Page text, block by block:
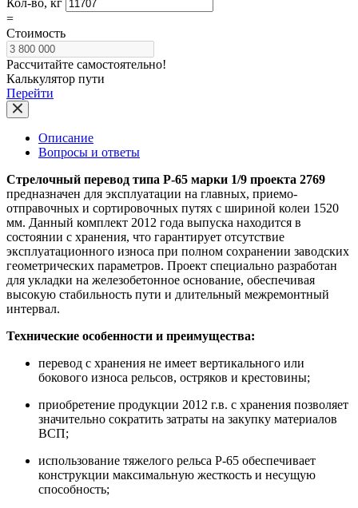
=
Стоимость
Рассчитайте самостоятельно!
Калькулятор пути
Перейти
Описание
Вопросы и ответы
Стрелочный перевод типа Р-65 марки 1/9 проекта 2769
предназначен для эксплуатации на главных, приемо-
отправочных и сортировочных путях с шириной колеи 1520
мм. Данный комплект 2012 года выпуска находится в
состоянии с хранения, что гарантирует отсутствие
эксплуатационного износа при полном сохранении заводских
геометрических параметров. Проект специально разработан
для укладки на железобетонное основание, обеспечивая
высокую стабильность пути и длительный межремонтный
интервал.
Технические особенности и преимущества:
перевод с хранения не имеет вертикального или
бокового износа рельсов, остряков и крестовины;
приобретение продукции 2012 г.в. с хранения позволяет
значительно сократить затраты на закупку материалов
ВСП;
использование тяжелого рельса Р-65 обеспечивает
конструкции максимальную жесткость и несущую
способность;